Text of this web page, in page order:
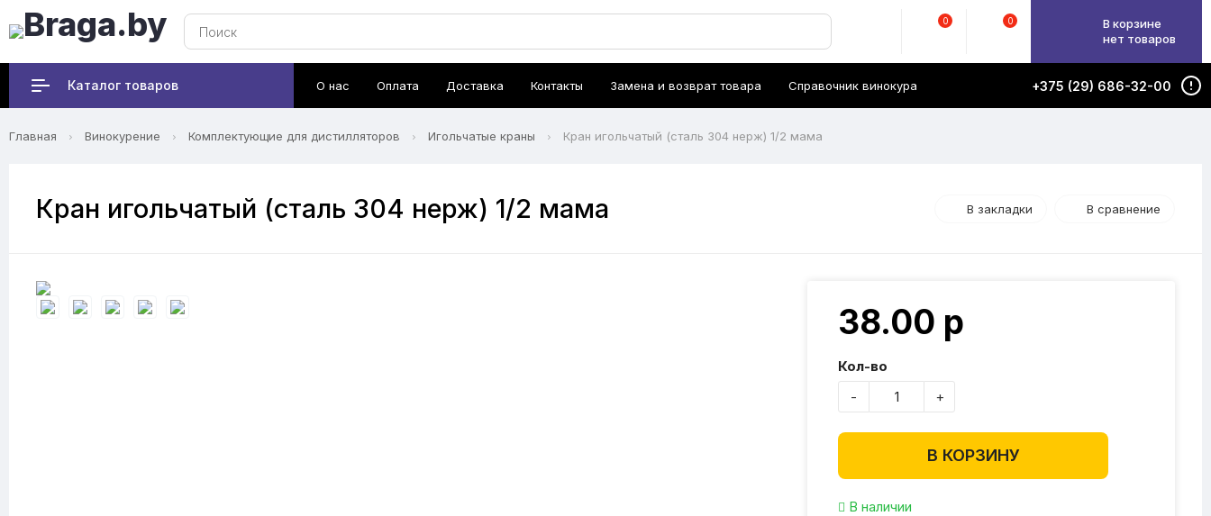
0 0
В корзине
нет товаров
Каталог товаров О нас Оплата Доставка Контакты Замена и возврат товара Справочник винокура +375 (29) 686-32-00
Главная Винокурение Комплектующие для дистилляторов Игольчатые краны Кран игольчатый (сталь 304 нерж) 1/2 мама
Кран игольчатый (сталь 304 нерж) 1/2 мама В закладки В сравнение
38.00 р
Кол-во
-
+
В КОРЗИНУ
В наличии